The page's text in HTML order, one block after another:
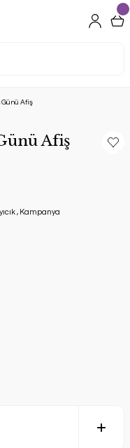
Günü Afiş
Afiş
, Kampanya